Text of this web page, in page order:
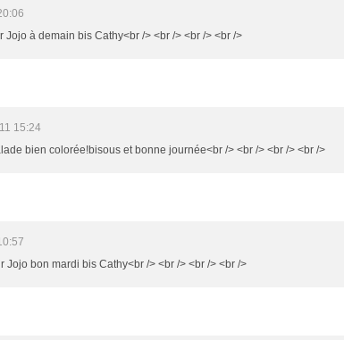
Jojo à demain bis Cathy<br /> <br /> <br /> <br />
15:24
bien colorée!bisous et bonne journée<br /> <br /> <br /> <br />
Jojo bon mardi bis Cathy<br /> <br /> <br /> <br />